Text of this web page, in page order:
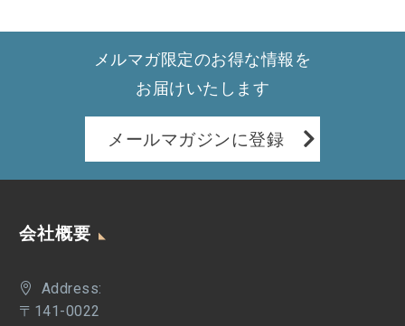
メルマガ限定のお得な情報を
お届けいたします
メールマガジンに登録
会社概要
Address:
〒141-0022